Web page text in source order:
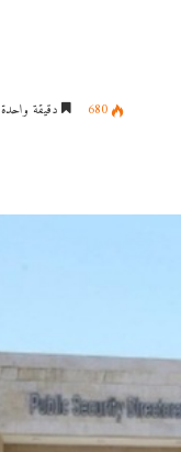
680 دقيقة واحدة